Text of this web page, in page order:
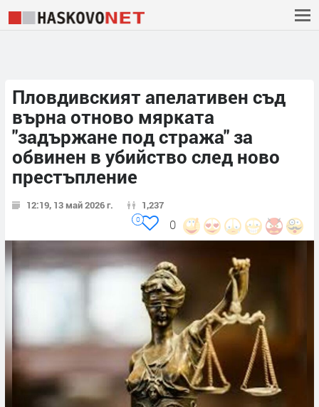
Пловдивският апелативен съд
върна отново мярката
"задържане под стража" за
обвинен в убийство след ново
престъпление
12:19, 13 май 2026 г. 1,237
0
0